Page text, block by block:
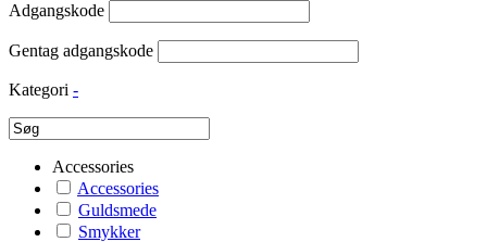
Adgangskode
Gentag adgangskode
Kategori -
Accessories
Accessories
Guldsmede
Smykker